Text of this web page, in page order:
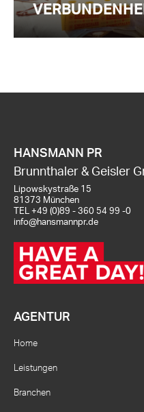
HANSMANN PR
Brunnthaler & Geisler
Lipowskystraße 15
81373 München
TEL +49 (0)89 - 360 54 99 -0
info@hansmannpr.de
AGENTUR
Home
Leistungen
Branchen